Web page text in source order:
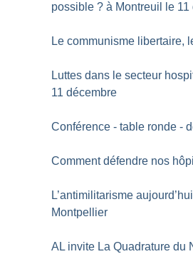
possible ? à Montreuil le 11
Le communisme libertaire,
Luttes dans le secteur
11 décembre
Conférence - table ronde -
Comment défendre nos
L’antimilitarisme
Montpellier
AL invite La Quadrature du